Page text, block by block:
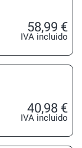
58,99 €
IVA incluido
40,98 €
IVA incluido